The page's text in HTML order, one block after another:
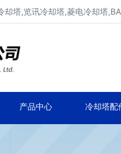
塔,览讯冷却塔,菱电冷却塔
产品中心 冷却塔配